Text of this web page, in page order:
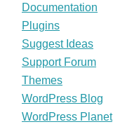
Documentation
Plugins
Suggest Ideas
Support Forum
Themes
WordPress Blog
WordPress Planet